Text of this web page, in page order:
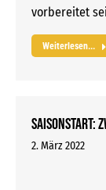
vorbereitet
Weiterlesen...
Saisonstart:
2. März 2022